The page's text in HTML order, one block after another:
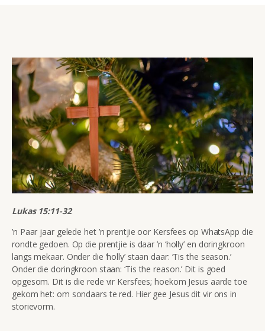
Lukas 15:11-32
’n Paar jaar gelede het ’n prentjie oor Kersfees op WhatsApp die
rondte gedoen. Op die prentjie is daar ’n ‘holly’ en doringkroon
langs mekaar. Onder die ‘holly’ staan daar: ‘Tis the season.’
Onder die doringkroon staan: ‘Tis the reason.’ Dit is goed
opgesom. Dit is die rede vir Kersfees; hoekom Jesus aarde toe
gekom het: om sondaars te red. Hier gee Jesus dit vir ons in
storievorm.